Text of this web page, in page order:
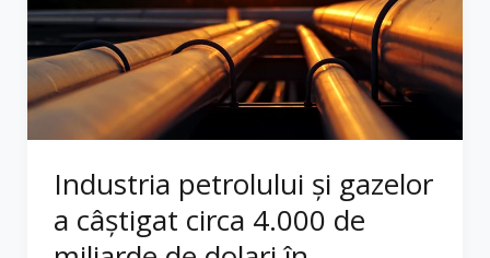
Industria petrolului şi gazelor
a câştigat circa 4.000 de